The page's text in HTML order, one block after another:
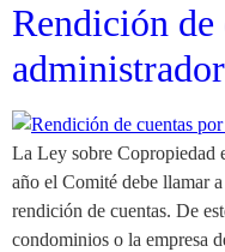
Rendición de
La Ley sobre Copropiedad
año el Comité debe llamar
rendición de cuentas. De
condominios o la empresa